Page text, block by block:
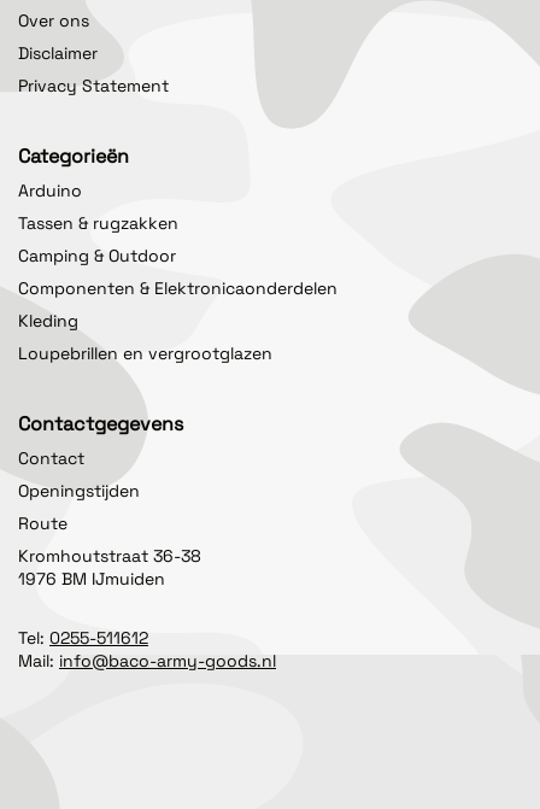
Over ons
Disclaimer
Privacy Statement
Categorieën
Arduino
Tassen & rugzakken
Camping & Outdoor
Componenten & Elektronicaonderdelen
Kleding
Loupebrillen en vergrootglazen
Contactgegevens
Contact
Openingstijden
Route
Kromhoutstraat 36-38
1976 BM IJmuiden
Tel: 0255-511612
Mail: info@baco-army-goods.nl